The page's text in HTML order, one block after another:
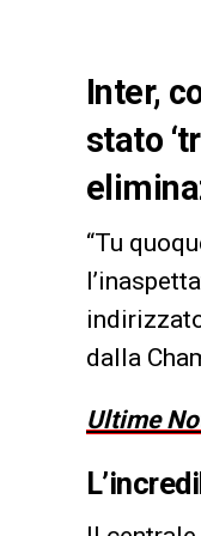
Inter,
stato
“Tu
dalla
Ultime